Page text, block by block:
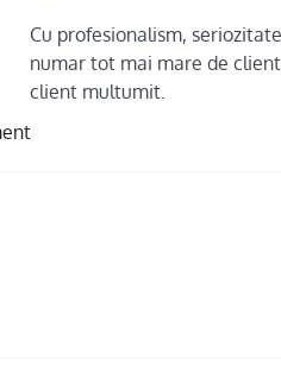
Cu profesionalism,
numar tot mai mare de
client multumit.